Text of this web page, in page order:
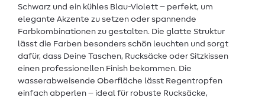
Schwarz und ein kühles Blau-Violett – perfekt, um
elegante Akzente zu setzen oder spannende
Farbkombinationen zu gestalten. Die glatte Struktur
lässt die Farben besonders schön leuchten und sorgt
dafür, dass Deine Taschen, Rucksäcke oder Sitzkissen
einen professionellen Finish bekommen. Die
wasserabweisende Oberfläche lässt Regentropfen
einfach abperlen – ideal für robuste Rucksäcke,